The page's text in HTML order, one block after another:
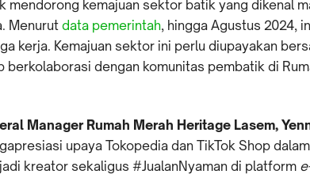
mendorong kemajuan sektor batik yang dikenal
Menurutdata pemerintah, hingga Agustus 2024,
kerja. Kemajuan sektor ini perlu diupayakan
berkolaborasi dengan komunitas pembatik di
Manager Rumah Merah Heritage Lasem,
upaya Tokopedia dan TikTok Shop
kreator sekaligus #JualanNyaman di platform